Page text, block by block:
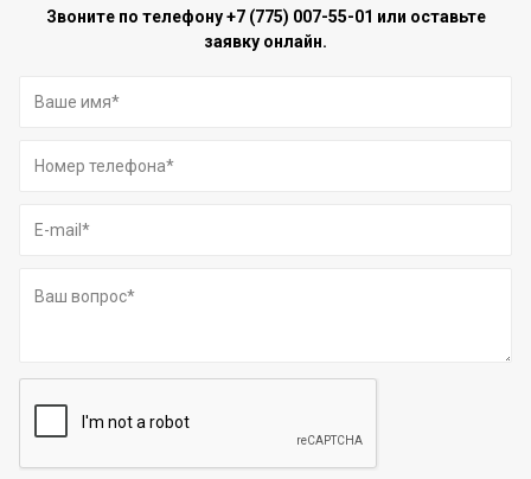
Звоните по телефону+7 (775) 007-55-01 или оставьте
заявку онлайн.